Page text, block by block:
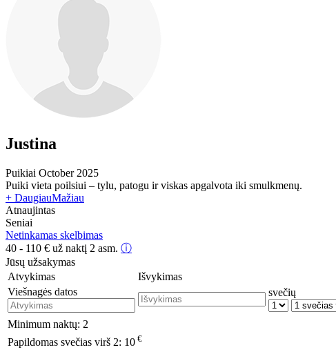
Justina
Puikiai October 2025
Puiki vieta poilsiui – tylu, patogu ir viskas apgalvota iki smulkmenų.
+ DaugiauMažiau
Atnaujintas
Seniai
Netinkamas skelbimas
40 - 110 € už naktį 2 asm. ⓘ
Jūsų užsakymas
Atvykimas
Išvykimas
Viešnagės datos
svečių
Minimum naktų: 2
Papildomas svečias virš 2: 10 €